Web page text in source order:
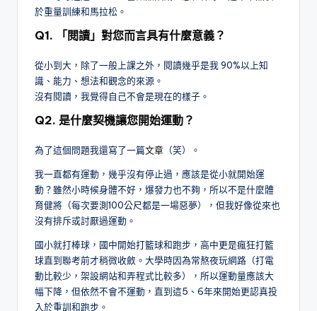
於重量訓練和馬拉松。
Q1. 「閱讀」對您而言具有什麼意義？
從小到大，除了一般上課之外，閱讀幾乎是我 90%以上知
識、能力、想法和觀念的來源。
沒有閱讀，我覺得自己不會是現在的樣子。
Q2. 是什麼契機讓您開始運動？
為了這個問題我還寫了一篇文章 （笑）。
我一直都有運動，幾乎沒有停止過，應該是從小就開始運
動？雖然小時候身體不好，爆發力也不夠，所以不是什麼體
育健將（每次要測100公尺都是一場惡夢），但我好像從來也
沒有排斥或討厭過運動。
國小就打棒球，國中開始打籃球和跑步，高中更是瘋狂打籃
球直到聯考前才稍微收斂。大學時因為常熬夜玩網路（打電
動比較少，架設網站和弄程式比較多），所以運動量應該大
幅下降，但依然不會不運動，直到這5、6年來開始更認真投
入於重訓和跑步。